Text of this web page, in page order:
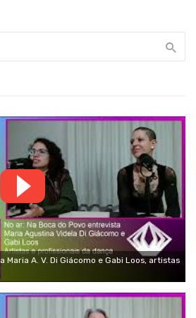
Maria A. V. Di Giácomo e Gabi Loos, artistas